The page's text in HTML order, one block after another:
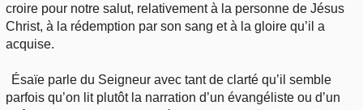
croire pour notre salut, relativement à la personne de Jésus
Christ, à la rédemption par son sang et à la gloire qu’il a
acquise.
Ésaïe parle du Seigneur avec tant de clarté qu’il semble
parfois qu’on lit plutôt la narration d’un évangéliste ou d’un